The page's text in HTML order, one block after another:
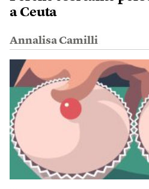
a Ceuta
Annalisa Camilli